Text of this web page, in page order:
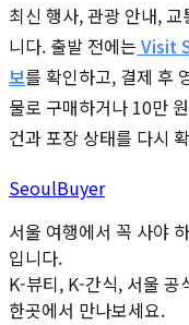
최신 행사, 관광 안내,
니다. 출발 전에는 Visit
보를 확인하고, 결제 후
물로 구매하거나 10만
건과 포장 상태를 다시
SeoulBuyer
서울 여행에서 꼭 사야
입니다.
K-뷰티, K-간식, 서울 공
한곳에서 만나보세요.